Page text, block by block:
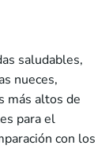
saludables,
nueces,
más altos de
para el
con los